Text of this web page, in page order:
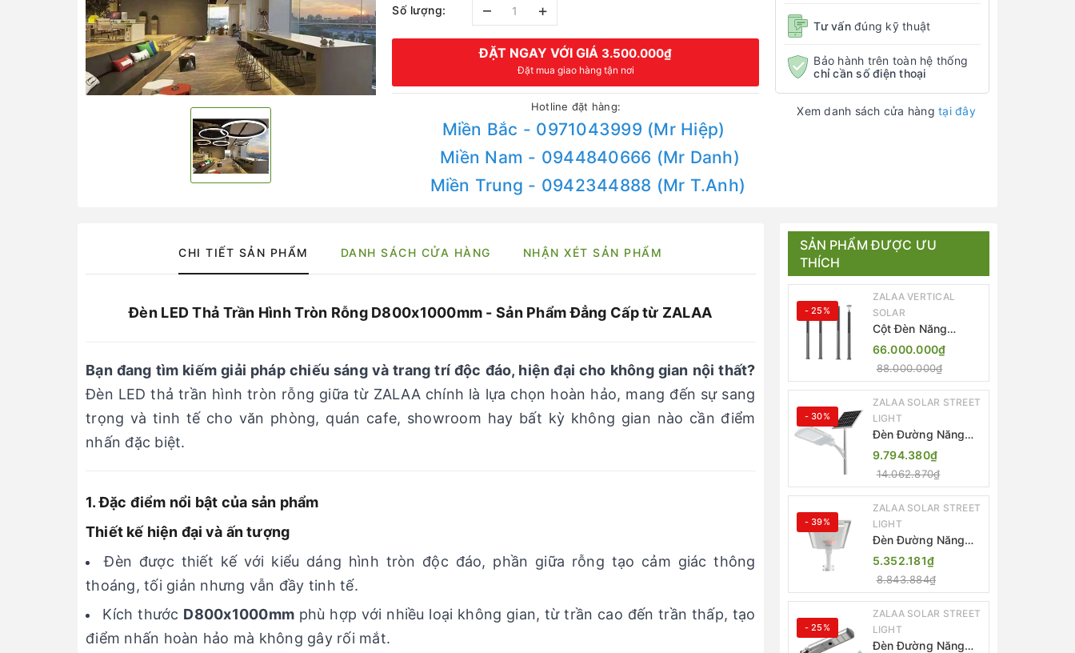
Số lượng: – +
ĐẶT NGAY VỚI GIÁ 3.500.000₫
Đặt mua giao hàng tận nơi
Hotline đặt hàng:
Miền Bắc - 0971043999 (Mr Hiệp)
Miền Nam - 0944840666 (Mr Danh)
Miền Trung - 0942344888 (Mr T.Anh)
Tư vấnđúng kỹ thuật
Bảo hành trên toàn hệ thống
chỉ cần số điện thoại
Xem danh sách cửa hàngtại đây
CHI TIẾT SẢN PHẨM DANH SÁCH CỬA HÀNG NHẬN XÉT SẢN PHẨM
Đèn LED Thả Trần Hình Tròn Rỗng D800x1000mm - Sản Phẩm Đẳng Cấp từ ZALAA
Bạn đang tìm kiếm giải pháp chiếu sáng và trang trí độc đáo, hiện đại cho không gian nội thất?
Đèn LED thả trần hình tròn rỗng giữa từ ZALAA chính là lựa chọn hoàn hảo, mang đến sự sang
trọng và tinh tế cho văn phòng, quán cafe, showroom hay bất kỳ không gian nào cần điểm
nhấn đặc biệt.
1. Đặc điểm nổi bật của sản phẩm
Thiết kế hiện đại và ấn tượng
Đèn được thiết kế với kiểu dáng hình tròn độc đáo, phần giữa rỗng tạo cảm giác thông
thoáng, tối giản nhưng vẫn đầy tinh tế.
Kích thước D800x1000mm phù hợp với nhiều loại không gian, từ trần cao đến trần thấp, tạo
điểm nhấn hoàn hảo mà không gây rối mắt.
SẢN PHẨM ĐƯỢC ƯU
THÍCH
- 25%
ZALAA VERTICAL
SOLAR
Cột Đèn Năng
Lượng Mặt Trời Dọc
Thông Minh ZSR-
YYDS-360 | ZALAA
Jsc
66.000.000₫
88.000.000₫
- 30%
ZALAA SOLAR STREET
LIGHT
Đèn Đường Năng
Lượng Mặt Trời
Thông Minh Điều
Khiển MPPT ZL-
GMX01 ZALAA
9.794.380₫
14.062.870₫
- 39%
ZALAA SOLAR STREET
LIGHT
Đèn Đường Năng
Lượng Mặt Trời
Nhôm Đúc ZALAA
ZL-BWH Cao Cấp
IP65
5.352.181₫
8.843.884₫
- 25%
ZALAA SOLAR STREET
LIGHT
Đèn Đường Năng